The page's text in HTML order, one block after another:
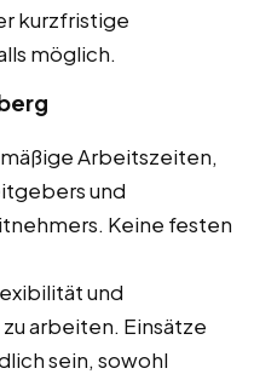
kurzfristige
möglich.
Arbeitszeiten,
und
Keine festen
und
arbeiten. Einsätze
sein, sowohl